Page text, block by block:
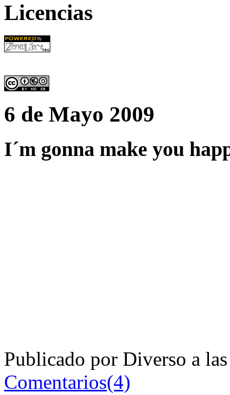
Licencias
6 de Mayo 2009
I´m gonna make you
Publicado por Diverso a
Comentarios(4)